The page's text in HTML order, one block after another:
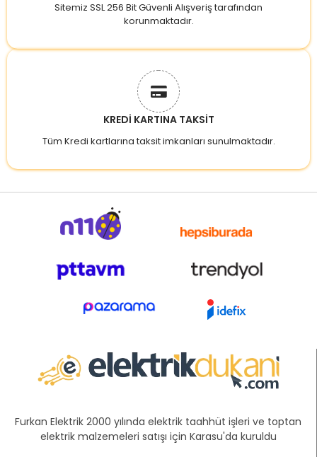
Sitemiz SSL 256 Bit Güvenli Alışveriş tarafından
korunmaktadır.
KREDİ KARTINA TAKSİT
Tüm Kredi kartlarına taksit imkanları sunulmaktadır.
Furkan Elektrik 2000 yılında elektrik taahhüt işleri ve toptan
elektrik malzemeleri satışı için Karasu'da kuruldu